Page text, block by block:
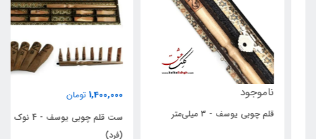
ناموجود
قلم چوبی یوسف - 3 میلی‌متر
1,400,000 تومان
ست قلم چوبی یوسف - 4 نوک